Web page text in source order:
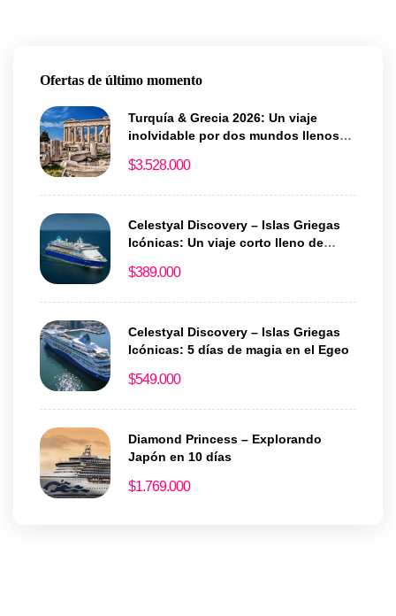
Ofertas de último momento
Turquía & Grecia 2026: Un viaje
inolvidable por dos mundos llenos
$3.528.000
Celestyal Discovery – Islas Griegas
Icónicas: Un viaje corto lleno de
$389.000
Celestyal Discovery – Islas Griegas
Icónicas: 5 días de magia en el Egeo
$549.000
Diamond Princess – Explorando
Japón en 10 días
$1.769.000